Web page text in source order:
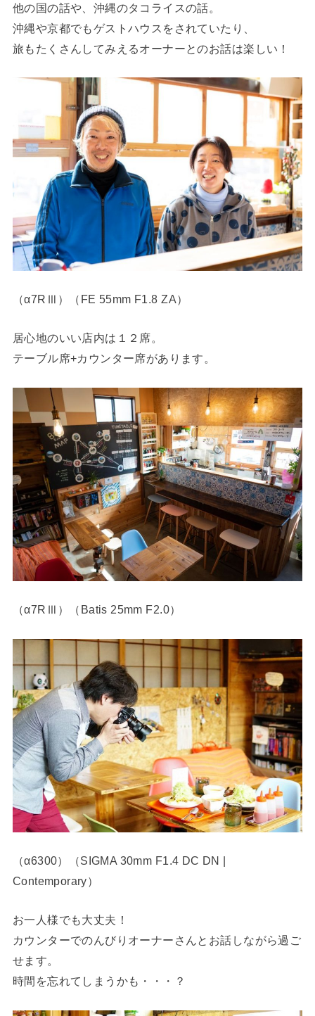
他の国の話や、沖縄のタコライスの話。
沖縄や京都でもゲストハウスをされていたり、
旅もたくさんしてみえるオーナーとのお話は楽しい！
（α7RⅢ）（FE 55mm F1.8 ZA）
居心地のいい店内は１２席。
テーブル席+カウンター席があります。
（α7RⅢ）（Batis 25mm F2.0）
（α6300）（SIGMA 30mm F1.4 DC DN |
Contemporary）
お一人様でも大丈夫！
カウンターでのんびりオーナーさんとお話しながら過ご
せます。
時間を忘れてしまうかも・・・？